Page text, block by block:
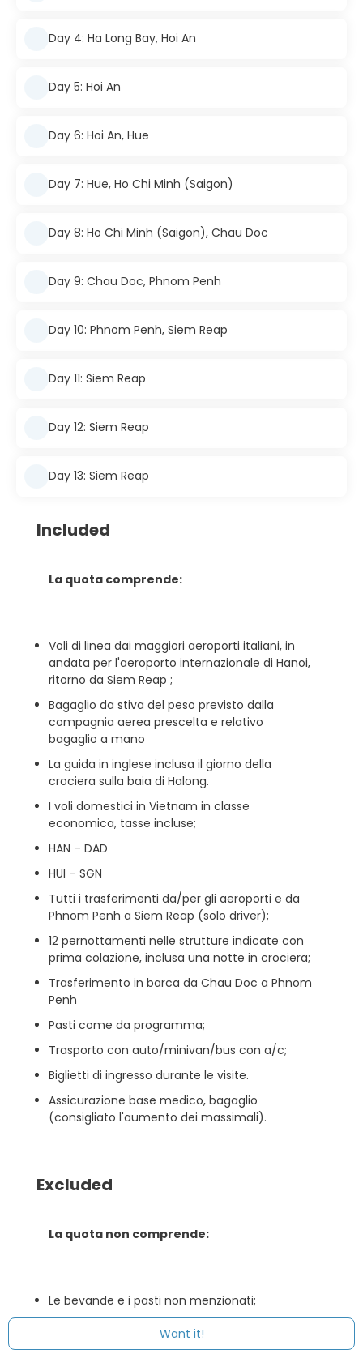
Want it!
Day 4: Ha Long Bay, Hoi An
Day 5: Hoi An
Day 6: Hoi An, Hue
Day 7: Hue, Ho Chi Minh (Saigon)
Day 8: Ho Chi Minh (Saigon), Chau Doc
Day 9: Chau Doc, Phnom Penh
Day 10: Phnom Penh, Siem Reap
Day 11: Siem Reap
Day 12: Siem Reap
Day 13: Siem Reap
Included
La quota comprende:
Voli di linea dai maggiori aeroporti italiani, in
andata per l'aeroporto internazionale di Hanoi,
ritorno da Siem Reap ;
Bagaglio da stiva del peso previsto dalla
compagnia aerea prescelta e relativo
bagaglio a mano
La guida in inglese inclusa il giorno della
crociera sulla baia di Halong.
I voli domestici in Vietnam in classe
economica, tasse incluse;
HAN – DAD
HUI – SGN
Tutti i trasferimenti da/per gli aeroporti e da
Phnom Penh a Siem Reap (solo driver);
12 pernottamenti nelle strutture indicate con
prima colazione, inclusa una notte in crociera;
Trasferimento in barca da Chau Doc a Phnom
Penh
Pasti come da programma;
Trasporto con auto/minivan/bus con a/c;
Biglietti di ingresso durante le visite.
Assicurazione base medico, bagaglio
(consigliato l'aumento dei massimali).
Excluded
La quota non comprende:
Le bevande e i pasti non menzionati;
Visto Cambogia o Visa online Cambogia;
Assicurazione annullamento e con